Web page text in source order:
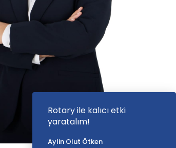
Rotary ile kalıcı etki
yaratalım!
Aylin Olut Ötken